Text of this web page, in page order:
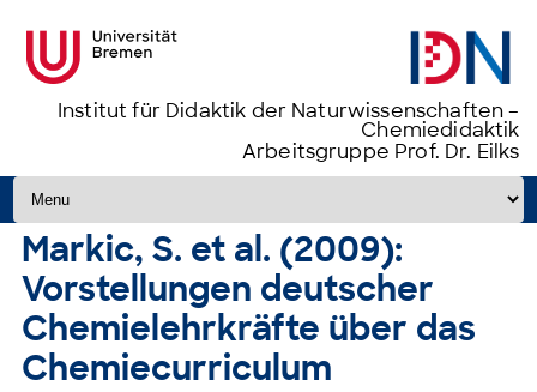
Institut für Didaktik der Naturwissenschaften –
Chemiedidaktik
Arbeitsgruppe Prof. Dr. Eilks
Zum Inhalt springen
Markic, S. et al. (2009):
Vorstellungen deutscher
Chemielehrkräfte über das
Chemiecurriculum